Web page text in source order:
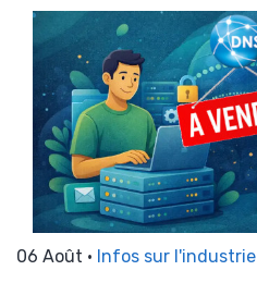
06 Août • Infos sur l'industrie